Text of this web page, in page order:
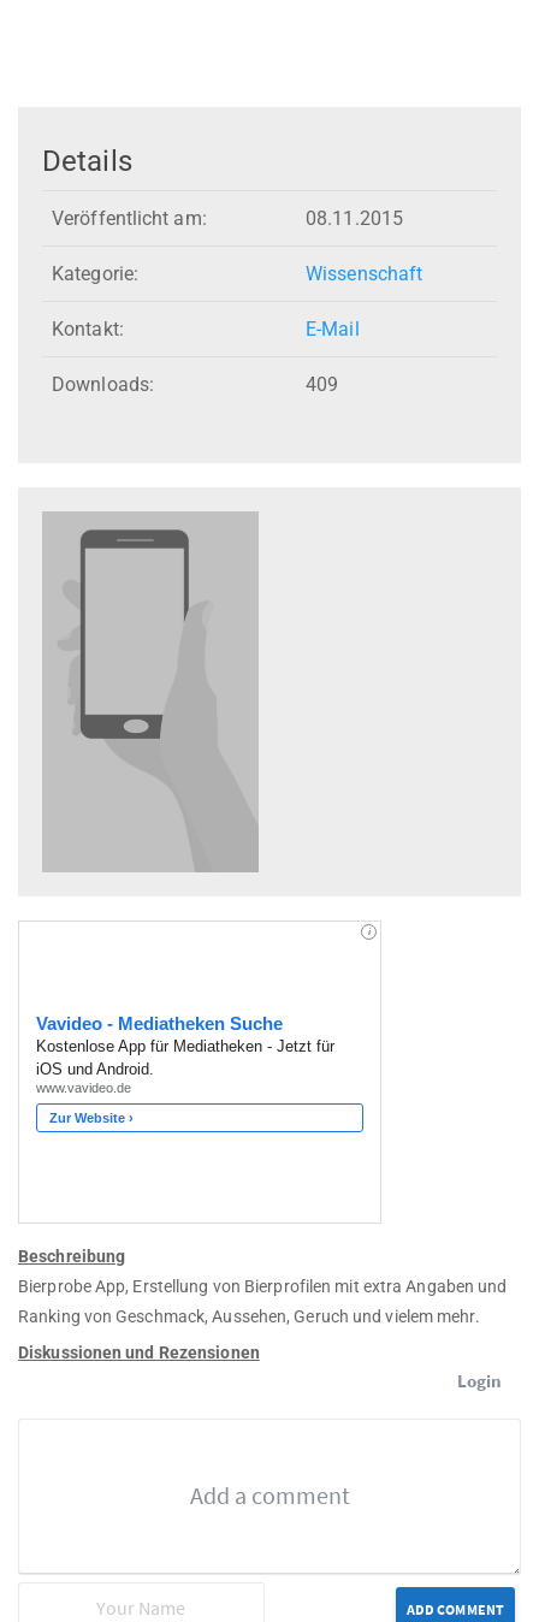
Details
Veröffentlicht am: 08.11.2015
Kategorie: Wissenschaft
Kontakt: E-Mail
Downloads: 409
Beschreibung
Bierprobe App, Erstellung von Bierprofilen mit extra Angaben und
Ranking von Geschmack, Aussehen, Geruch und vielem mehr.
Diskussionen und Rezensionen
Login
ADD COMMENT